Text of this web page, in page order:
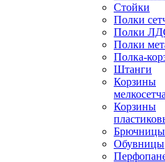
Стойки
Полки
Полки
Полки
Полка-
Штанги
Корзины
Корзины
Брючницы
Обувницы